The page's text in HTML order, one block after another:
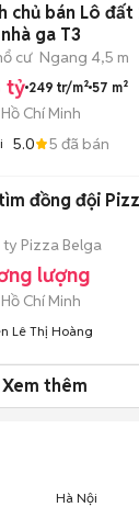
chủ bán Lô
ga T3
cư Ngang 4,5 m
tỷ 249 tr/m² 57 m²
Chí Minh
5.0 5 đã bán
đồng đội
ty Pizza Belga
lượng
Chí Minh
Lê Thị Hoàng
Xem thêm
Hà Nội